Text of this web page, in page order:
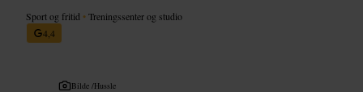
Sport og fritid •Treningssenter og studio
4,4
Bilde /Hussle